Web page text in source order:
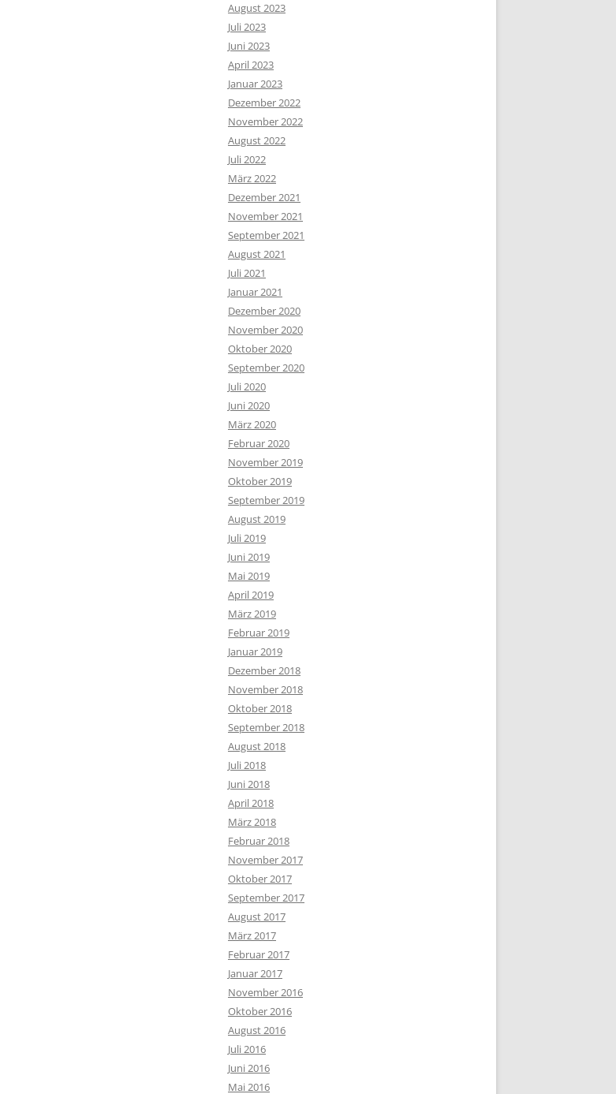
August 2023
Juli 2023
Juni 2023
April 2023
Januar 2023
Dezember 2022
November 2022
August 2022
Juli 2022
März 2022
Dezember 2021
November 2021
September 2021
August 2021
Juli 2021
Januar 2021
Dezember 2020
November 2020
Oktober 2020
September 2020
Juli 2020
Juni 2020
März 2020
Februar 2020
November 2019
Oktober 2019
September 2019
August 2019
Juli 2019
Juni 2019
Mai 2019
April 2019
März 2019
Februar 2019
Januar 2019
Dezember 2018
November 2018
Oktober 2018
September 2018
August 2018
Juli 2018
Juni 2018
April 2018
März 2018
Februar 2018
November 2017
Oktober 2017
September 2017
August 2017
März 2017
Februar 2017
Januar 2017
November 2016
Oktober 2016
August 2016
Juli 2016
Juni 2016
Mai 2016